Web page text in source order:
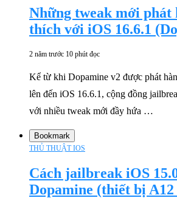
Những tweak mới phát
thích với iOS 16.6.1
2 năm trước 10 phút đọc
Kể từ khi Dopamine v2 được phát
lên đến iOS 16.6.1, cộng đồng
với nhiều tweak mới đầy hứa …
Bookmark
THỦ THUẬT IOS
Cách jailbreak iOS
Dopamine (thiết bị A12